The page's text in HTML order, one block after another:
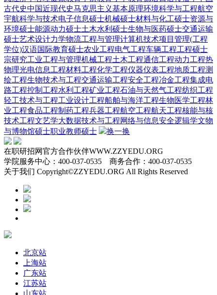
古代史中国近现代史马克思主义基本原理环境科学与工程航空
宇航科学与技术电子信息硕士机械硕士材料与化工硕士资源与
环境硕士能源动力硕士土木水利硕士生物与医药硕士交通运输
硕士艺术设计力学物流工程与管理计算机技术项目管理(工程
学位)汉语国际教育硕士农业工程电气工程车辆工程工程硕士
宗研究工业工程与管理机械工程土木工程通信工程动力工程热
物理光电信息工程材料工程化学工程仪器仪表工程地质工程测
绘工程生物技术与工程交通运输工程安全工程冶金工程集成电
路工程控制工程水利工程矿业工程石油与天然气工程纺织工程
轻工技术与工程工业设计工程船舶与海洋工程生物医学工程林
业工程食品工程制药工程兵器工程航空工程航天工程核能与核
技术工程文艺学大数据技术与工程网络与信息安全逻辑学文物
与博物馆硕士职业教师硕士 换一换
在职研招网官方合作伙伴WWW.ZZYEDU.ORG
学院服务中心：400-037-0535 商务合作：400-037-0535
关于我们 Copyright©ZZYEDU.ORG All Rights Reserved
北京站
上海站
广东站
江苏站
山东站